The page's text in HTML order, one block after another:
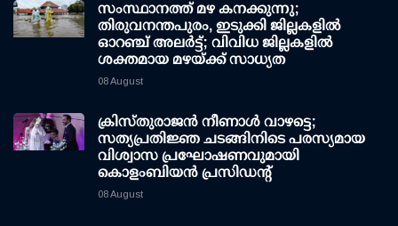
സംസ്ഥാനത്ത് മഴ കനക്കുന്നു;
തിരുവനന്തപുരം, ഇടുക്കി ജില്ലകളിൽ
ഓറഞ്ച് അലർട്ട്; വിവിധ ജില്ലകളിൽ
ശക്തമായ മഴയ്ക്ക് സാധ്യത
08 August
ക്രിസ്തുരാജൻ നീണാൾ വാഴട്ടെ;
സത്യപ്രതിജ്ഞ ചടങ്ങിനിടെ പരസ്യമായ
വിശ്വാസ പ്രഘോഷണവുമായി
കൊളംബിയൻ പ്രസിഡന്റ്
08 August